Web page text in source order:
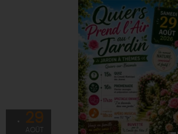
29
AOÛT